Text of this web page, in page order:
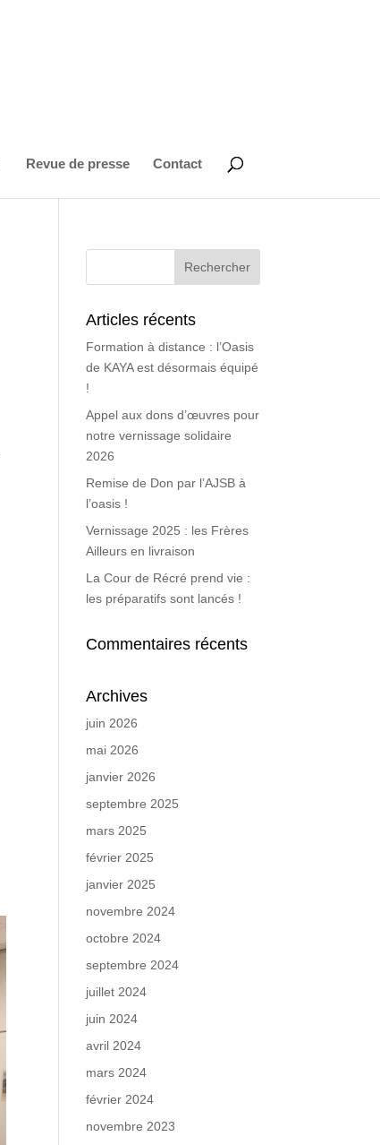
Revue de presse Contact
Articles récents
Formation à distance : l’Oasis
de KAYA est désormais équipé
!
Appel aux dons d’œuvres pour
notre vernissage solidaire
2026
Remise de Don par l’AJSB à
l’oasis !
Vernissage 2025 : les Frères
Ailleurs en livraison
La Cour de Récré prend vie :
les préparatifs sont lancés !
Commentaires récents
Archives
juin 2026
mai 2026
janvier 2026
septembre 2025
mars 2025
février 2025
janvier 2025
novembre 2024
octobre 2024
septembre 2024
juillet 2024
juin 2024
avril 2024
mars 2024
février 2024
novembre 2023